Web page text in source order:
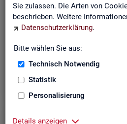
Sie zulassen. Die Arten von
beschrieben. Weitere
Datenschutzerklärung.
Bitte wählen Sie aus:
Technisch Notwendig
Statistik
Personalisierung
Details anzeigen
Me­tho­di­sche
Hintergrundinformationen und
zu den Fachstatistiken und